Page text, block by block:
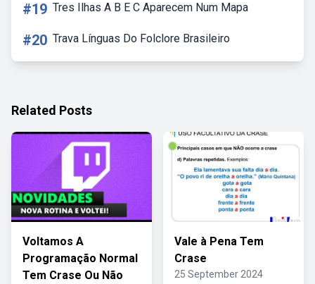
#19 Tres Ilhas A B E C Aparecem Num Mapa
#20 Trava Línguas Do Folclore Brasileiro
Related Posts
Voltamos A
Programação Normal
Tem Crase Ou Não
Vale à Pena Tem
Crase
25 September 2024